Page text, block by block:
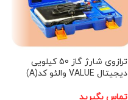
ترازوی شارژ گاز 50 کیلویی
دیجیتال VALUE والئو کد(A)
تماس بگیرید